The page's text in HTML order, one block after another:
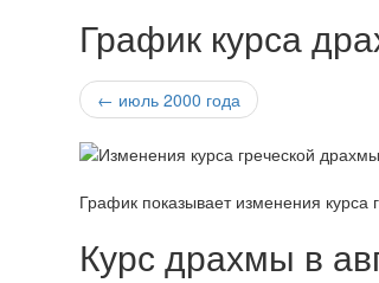
График курса
← июль 2000 года
График показывает изменения курса
Курс драхмы в